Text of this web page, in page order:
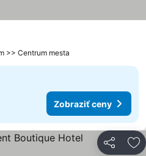
>> Centrum mesta
Zobraziť ceny
Zdieľať